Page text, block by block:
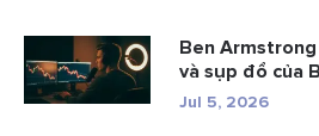
Ben
và sụp đổ của
Jul 5, 2026